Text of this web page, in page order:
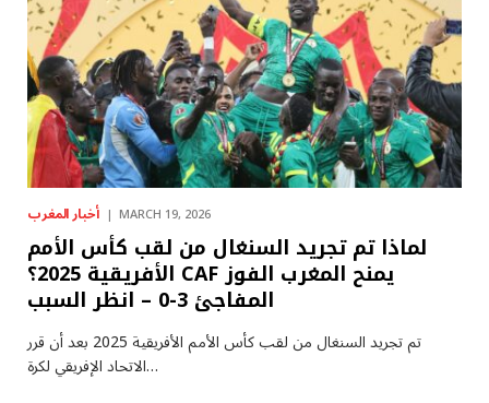
أخبار المغرب MARCH 19, 2026
لماذا تم تجريد السنغال من لقب كأس الأمم
الأفريقية 2025؟ CAF يمنح المغرب الفوز
المفاجئ 3-0 – انظر السبب
تم تجريد السنغال من لقب كأس الأمم الأفريقية 2025 بعد أن قرر
الاتحاد الإفريقي لكرة…